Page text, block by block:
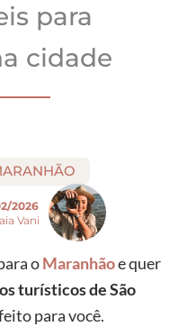
para
cidade
2026
Vani
oMaranhãoe quer
turísticos de São
para você.